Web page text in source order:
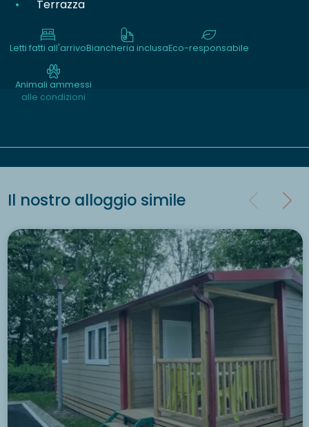
Terrazza
Letti fatti all'arrivoBiancheria inclusaEco-responsabile
Animali ammessi
alle condizioni
Il nostro alloggio simile